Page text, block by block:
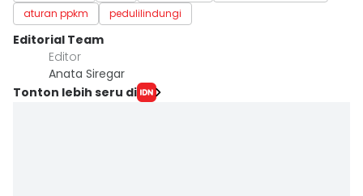
aturan ppkm
pedulilindungi
Editorial Team
Editor
Anata Siregar
Tonton lebih seru di